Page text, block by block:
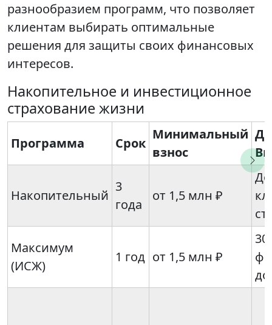
разнообразием программ, что позволяет
клиентам выбирать оптимальные
решения для защиты своих финансовых
интересов.
Накопительное и инвестиционное
страхование жизни
Программа Срок
Минимальный
взнос
Накопительный
3
года
от 1,5 млн ₽
Максимум
(ИСЖ)
1 год от 1,5 млн ₽